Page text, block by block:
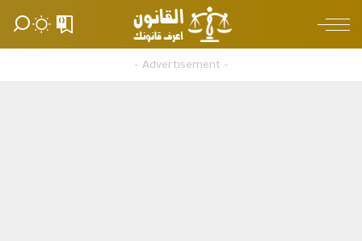
0
– Advertisement –